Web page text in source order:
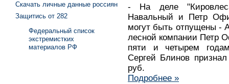
- На деле
Навальный и Петр
могут быть отпущены -
лесной компании Петр
пяти и четырем
Сергей Блинов
руб.
Подробнее »
Скачать личные данные россиян
Защитись от 282
Федеральный список
экстремистких
материалов РФ